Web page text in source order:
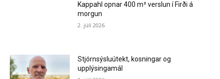
Kappahl opnar 400 m² verslun í Firði á
morgun
2. júlí 2026
Stjórnsýsluútekt, kosningar og
upplýsingamál